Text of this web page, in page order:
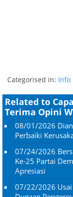
Categorised in: Info
Related to
Terima Opini
08/01/2026
Perbaiki
07/24/2026
Ke-25 Partai
Apresiasi
07/22/2026